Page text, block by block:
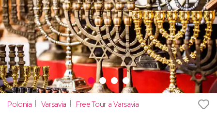
Polonia Varsavia Free Tour a Varsavia